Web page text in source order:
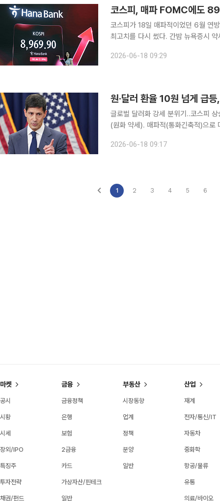
코스피, 매파 FOMC에도
코스피가 18일 매파적이었던 6월 연
최고치를 다시 썼다. 간밤 뉴욕증시
시15분 현재 코스피는 전 거래일보
2026-06-18 09:29
원·달러 환율 10원 넘게 급
글로벌 달러화 강세 분위기..코스피 상승에 추가 상승 저지
(원화 약세). 매파적(통화긴축적)으로
3.50~3.75%로 동결했다. 다만, 올
2026-06-18 09:17
1 2 3 4 5 6
마켓
공시
시황
시세
장외/IPO
특징주
투자전략
채권/펀드
금융
금융정책
은행
보험
2금융
카드
가상자산/핀테크
일반
부동산
시장동향
업계
정책
분양
일반
산업
재계
전자/통신/IT
자동차
중화학
항공/물류
유통
의료/바이오